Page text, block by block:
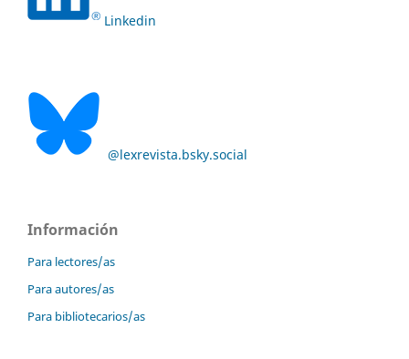
Linkedin
@lexrevista.bsky.social
Información
Para lectores/as
Para autores/as
Para bibliotecarios/as